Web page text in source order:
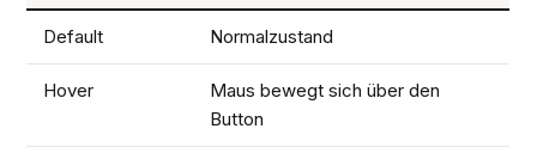
Default Normalzustand
Hover
Maus bewegt sich über den
Button